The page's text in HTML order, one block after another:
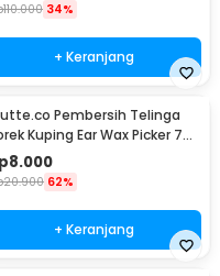
110.000 34%
+ Keranjang
Pembersih Telinga
Kuping Ear Wax Picker 7
- JC7
8.000
20.900 62%
+ Keranjang